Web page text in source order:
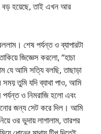
হয়েছে, তাই এখন আর
শেষ পর্যন্ত ও ব্যাপারটা
জিজ্ঞেস করলো, “হাচা
যে আমি সত্যি বলছি, তাছাড়া
তুমি যদি ব্যাথা পাও, আমি
পর্যন্ত ও নিমরাজি হলো এবং
জন্য সেট করে দিল। আমি
ওর ভুদায় লাগালাম, তারপর